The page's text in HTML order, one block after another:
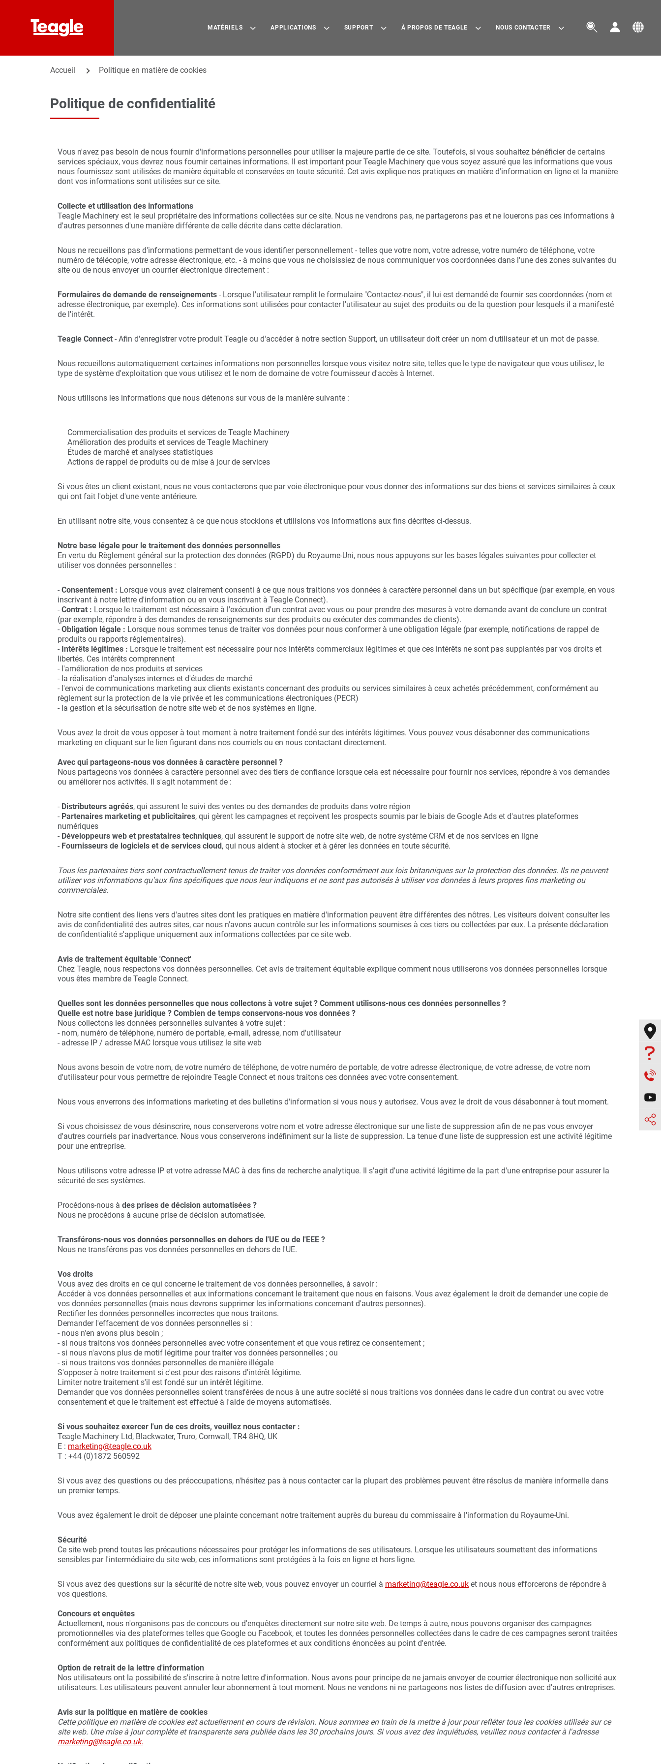
MATÉRIELS APPLICATIONS SUPPORT À PROPOS DE TEAGLE NOUS CONTACTER   
Accueil Politique en matière de cookies
Politique de confidentialité
Vous n'avez pas besoin de nous fournir d'informations personnelles pour utiliser la majeure partie de ce site. Toutefois, si vous souhaitez bénéficier de certains
services spéciaux, vous devrez nous fournir certaines informations. Il est important pour Teagle Machinery que vous soyez assuré que les informations que vous
nous fournissez sont utilisées de manière équitable et conservées en toute sécurité. Cet avis explique nos pratiques en matière d'information en ligne et la manière
dont vos informations sont utilisées sur ce site.
Collecte et utilisation des informations
Teagle Machinery est le seul propriétaire des informations collectées sur ce site. Nous ne vendrons pas, ne partagerons pas et ne louerons pas ces informations à
d'autres personnes d'une manière différente de celle décrite dans cette déclaration.
Nous ne recueillons pas d'informations permettant de vous identifier personnellement - telles que votre nom, votre adresse, votre numéro de téléphone, votre
numéro de télécopie, votre adresse électronique, etc. - à moins que vous ne choisissiez de nous communiquer vos coordonnées dans l'une des zones suivantes du
site ou de nous envoyer un courrier électronique directement :
Formulaires de demande de renseignements - Lorsque l'utilisateur remplit le formulaire "Contactez-nous", il lui est demandé de fournir ses coordonnées (nom et
adresse électronique, par exemple). Ces informations sont utilisées pour contacter l'utilisateur au sujet des produits ou de la question pour lesquels il a manifesté
de l'intérêt.
Teagle Connect - Afin d'enregistrer votre produit Teagle ou d'accéder à notre section Support, un utilisateur doit créer un nom d'utilisateur et un mot de passe.
Nous recueillons automatiquement certaines informations non personnelles lorsque vous visitez notre site, telles que le type de navigateur que vous utilisez, le
type de système d'exploitation que vous utilisez et le nom de domaine de votre fournisseur d'accès à Internet.
Nous utilisons les informations que nous détenons sur vous de la manière suivante :
Commercialisation des produits et services de Teagle Machinery
Amélioration des produits et services de Teagle Machinery
Études de marché et analyses statistiques
Actions de rappel de produits ou de mise à jour de services
Si vous êtes un client existant, nous ne vous contacterons que par voie électronique pour vous donner des informations sur des biens et services similaires à ceux
qui ont fait l'objet d'une vente antérieure.
En utilisant notre site, vous consentez à ce que nous stockions et utilisions vos informations aux fins décrites ci-dessus.
Notre base légale pour le traitement des données personnelles
En vertu du Règlement général sur la protection des données (RGPD) du Royaume-Uni, nous nous appuyons sur les bases légales suivantes pour collecter et
utiliser vos données personnelles :
- Consentement : Lorsque vous avez clairement consenti à ce que nous traitions vos données à caractère personnel dans un but spécifique (par exemple, en vous
inscrivant à notre lettre d'information ou en vous inscrivant à Teagle Connect).
- Contrat : Lorsque le traitement est nécessaire à l'exécution d'un contrat avec vous ou pour prendre des mesures à votre demande avant de conclure un contrat
(par exemple, répondre à des demandes de renseignements sur des produits ou exécuter des commandes de clients).
- Obligation légale : Lorsque nous sommes tenus de traiter vos données pour nous conformer à une obligation légale (par exemple, notifications de rappel de
produits ou rapports réglementaires).
- Intérêts légitimes : Lorsque le traitement est nécessaire pour nos intérêts commerciaux légitimes et que ces intérêts ne sont pas supplantés par vos droits et
libertés. Ces intérêts comprennent
- l'amélioration de nos produits et services
- la réalisation d'analyses internes et d'études de marché
- l'envoi de communications marketing aux clients existants concernant des produits ou services similaires à ceux achetés précédemment, conformément au
règlement sur la protection de la vie privée et les communications électroniques (PECR)
- la gestion et la sécurisation de notre site web et de nos systèmes en ligne.
Vous avez le droit de vous opposer à tout moment à notre traitement fondé sur des intérêts légitimes. Vous pouvez vous désabonner des communications
marketing en cliquant sur le lien figurant dans nos courriels ou en nous contactant directement.
Avec qui partageons-nous vos données à caractère personnel ?
Nous partageons vos données à caractère personnel avec des tiers de confiance lorsque cela est nécessaire pour fournir nos services, répondre à vos demandes
ou améliorer nos activités. Il s'agit notamment de :
- Distributeurs agréés, qui assurent le suivi des ventes ou des demandes de produits dans votre région
- Partenaires marketing et publicitaires, qui gèrent les campagnes et reçoivent les prospects soumis par le biais de Google Ads et d'autres plateformes
numériques
- Développeurs web et prestataires techniques, qui assurent le support de notre site web, de notre système CRM et de nos services en ligne
- Fournisseurs de logiciels et de services cloud, qui nous aident à stocker et à gérer les données en toute sécurité.
Tous les partenaires tiers sont contractuellement tenus de traiter vos données conformément aux lois britanniques sur la protection des données. Ils ne peuvent
utiliser vos informations qu'aux fins spécifiques que nous leur indiquons et ne sont pas autorisés à utiliser vos données à leurs propres fins marketing ou
commerciales.
Notre site contient des liens vers d'autres sites dont les pratiques en matière d'information peuvent être différentes des nôtres. Les visiteurs doivent consulter les
avis de confidentialité des autres sites, car nous n'avons aucun contrôle sur les informations soumises à ces tiers ou collectées par eux. La présente déclaration
de confidentialité s'applique uniquement aux informations collectées par ce site web.
Avis de traitement équitable 'Connect'
Chez Teagle, nous respectons vos données personnelles. Cet avis de traitement équitable explique comment nous utiliserons vos données personnelles lorsque
vous êtes membre de Teagle Connect.
Quelles sont les données personnelles que nous collectons à votre sujet ? Comment utilisons-nous ces données personnelles ?
Quelle est notre base juridique ? Combien de temps conservons-nous vos données ?
Nous collectons les données personnelles suivantes à votre sujet :
- nom, numéro de téléphone, numéro de portable, e-mail, adresse, nom d'utilisateur
- adresse IP / adresse MAC lorsque vous utilisez le site web
Nous avons besoin de votre nom, de votre numéro de téléphone, de votre numéro de portable, de votre adresse électronique, de votre adresse, de votre nom
d'utilisateur pour vous permettre de rejoindre Teagle Connect et nous traitons ces données avec votre consentement.
Nous vous enverrons des informations marketing et des bulletins d'information si vous nous y autorisez. Vous avez le droit de vous désabonner à tout moment.
Si vous choisissez de vous désinscrire, nous conserverons votre nom et votre adresse électronique sur une liste de suppression afin de ne pas vous envoyer
d'autres courriels par inadvertance. Nous vous conserverons indéfiniment sur la liste de suppression. La tenue d'une liste de suppression est une activité légitime
pour une entreprise.
Nous utilisons votre adresse IP et votre adresse MAC à des fins de recherche analytique. Il s'agit d'une activité légitime de la part d'une entreprise pour assurer la
sécurité de ses systèmes.
Procédons-nous à des prises de décision automatisées ?
Nous ne procédons à aucune prise de décision automatisée.
Transférons-nous vos données personnelles en dehors de l'UE ou de l'EEE ?
Nous ne transférons pas vos données personnelles en dehors de l'UE.
Vos droits
Vous avez des droits en ce qui concerne le traitement de vos données personnelles, à savoir :
Accéder à vos données personnelles et aux informations concernant le traitement que nous en faisons. Vous avez également le droit de demander une copie de
vos données personnelles (mais nous devrons supprimer les informations concernant d'autres personnes).
Rectifier les données personnelles incorrectes que nous traitons.
Demander l'effacement de vos données personnelles si :
- nous n'en avons plus besoin ;
- si nous traitons vos données personnelles avec votre consentement et que vous retirez ce consentement ;
- si nous n'avons plus de motif légitime pour traiter vos données personnelles ; ou
- si nous traitons vos données personnelles de manière illégale
S'opposer à notre traitement si c'est pour des raisons d'intérêt légitime.
Limiter notre traitement s'il est fondé sur un intérêt légitime.
Demander que vos données personnelles soient transférées de nous à une autre société si nous traitions vos données dans le cadre d'un contrat ou avec votre
consentement et que le traitement est effectué à l'aide de moyens automatisés.
Si vous souhaitez exercer l'un de ces droits, veuillez nous contacter :
Teagle Machinery Ltd, Blackwater, Truro, Cornwall, TR4 8HQ, UK
E : marketing@teagle.co.uk
T : +44 (0)1872 560592
Si vous avez des questions ou des préoccupations, n'hésitez pas à nous contacter car la plupart des problèmes peuvent être résolus de manière informelle dans
un premier temps.
Vous avez également le droit de déposer une plainte concernant notre traitement auprès du bureau du commissaire à l'information du Royaume-Uni.
Sécurité
Ce site web prend toutes les précautions nécessaires pour protéger les informations de ses utilisateurs. Lorsque les utilisateurs soumettent des informations
sensibles par l'intermédiaire du site web, ces informations sont protégées à la fois en ligne et hors ligne.
Si vous avez des questions sur la sécurité de notre site web, vous pouvez envoyer un courriel à marketing@teagle.co.uk et nous nous efforcerons de répondre à
vos questions.
Concours et enquêtes
Actuellement, nous n'organisons pas de concours ou d'enquêtes directement sur notre site web. De temps à autre, nous pouvons organiser des campagnes
promotionnelles via des plateformes telles que Google ou Facebook, et toutes les données personnelles collectées dans le cadre de ces campagnes seront traitées
conformément aux politiques de confidentialité de ces plateformes et aux conditions énoncées au point d'entrée.
Option de retrait de la lettre d'information
Nos utilisateurs ont la possibilité de s'inscrire à notre lettre d'information. Nous avons pour principe de ne jamais envoyer de courrier électronique non sollicité aux
utilisateurs. Les utilisateurs peuvent annuler leur abonnement à tout moment. Nous ne vendons ni ne partageons nos listes de diffusion avec d'autres entreprises.
Avis sur la politique en matière de cookies
Cette politique en matière de cookies est actuellement en cours de révision. Nous sommes en train de la mettre à jour pour refléter tous les cookies utilisés sur ce
site web. Une mise à jour complète et transparente sera publiée dans les 30 prochains jours. Si vous avez des inquiétudes, veuillez nous contacter à l'adresse
marketing@teagle.co.uk.



